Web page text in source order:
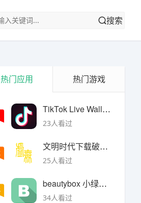
搜索
热门应用 热门游戏
TikTok Live Wallpaper
23人看过
文明时代下载破解版无限金币最新版
25人看过
beautybox 小绿盒正版最新免费下载
34人看过